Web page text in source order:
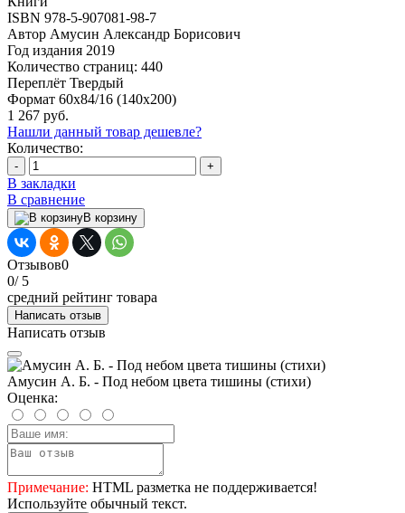
ISBN 978-5-907081-98-7
Автор Амусин Александр Борисович
Год издания 2019
Количество страниц: 440
Переплёт Твердый
Формат 60х84/16 (140х200)
1 267 руб.
Нашли данный товар дешевле?
Количество:
- +
В закладки
В сравнение
В корзину
Отзывов0
0/ 5
средний рейтинг товара
Написать отзыв
Написать отзыв
Амусин А. Б. - Под небом цвета тишины (стихи)
Оценка:
Примечание: HTML разметка не поддерживается!
Используйте обычный текст.